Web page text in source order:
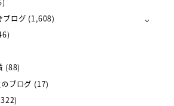
ブログ (1,608)
(88)
ブログ (17)